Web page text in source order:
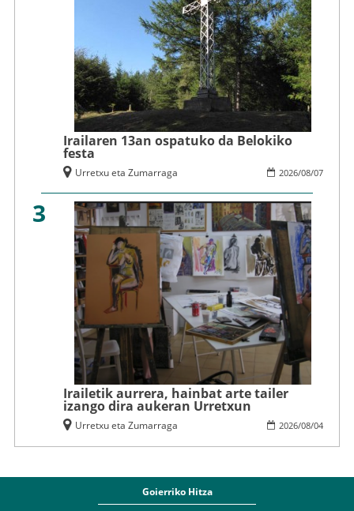
Irailaren 13an ospatuko da Belokiko
festa
2026/08/07
Urretxu eta Zumarraga
3
Irailetik aurrera, hainbat arte tailer
izango dira aukeran Urretxun
2026/08/04
Urretxu eta Zumarraga
Goierriko Hitza